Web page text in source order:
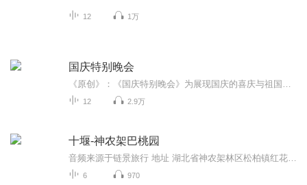
12 1万
国庆特别晚会
12 2.9万
十堰-神农架巴桃园
6 970